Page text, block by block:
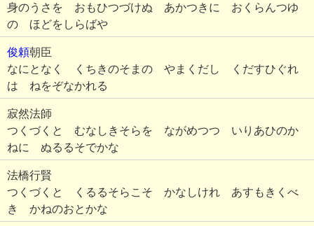
身のうさを おもひつづけぬ あかつきに おくらんつゆ
の ほどをしらばや
俊頼朝臣
なにとなく くちきのそまの やまくだし くだすひぐれ
は ねをぞなかれる
寂然法師
つくづくと むなしきそらを ながめつつ いりあひのか
ねに ぬるるそでかな
法橋行賢
つくづくと くるるそらこそ かなしけれ あすもきくべ
き かねのおとかな